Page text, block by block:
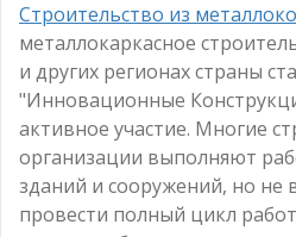
Строительство из
металлокаркасное
и других регионах страны
"Инновационные
активное участие. Многие
организации выполняют
зданий и сооружений, но не
провести полный цикл